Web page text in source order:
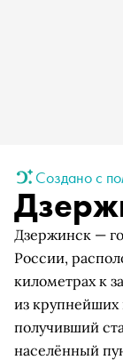
Создано с
Дзержинск —
России,
километрах к
из
получивший
населённый